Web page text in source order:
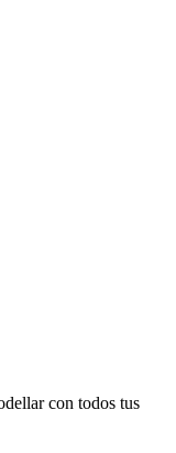
con todos tus